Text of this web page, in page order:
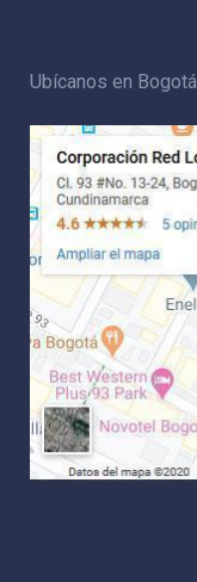
Ubícanos en Bogotá